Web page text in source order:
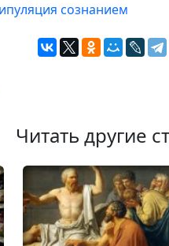
сознанием
Читать другие